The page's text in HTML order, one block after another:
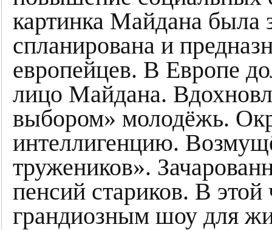
картинка Майдана была
спланирована и
европейцев. В Европе
лицо Майдана.
выбором» молодёжь.
интеллигенцию.
тружеников».
пенсий стариков. В
грандиозным шоу для